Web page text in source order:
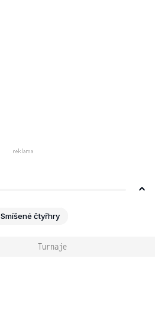
Smíšené čtyřhry
Turnaje